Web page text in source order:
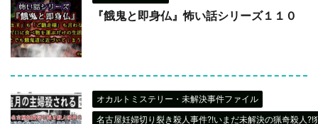
『餓鬼と即身仏』怖い話シリーズ１１０
オカルトミステリー・未解決事件ファイル
名古屋妊婦切り裂き殺人事件?!いまだ未解決の猟奇殺人